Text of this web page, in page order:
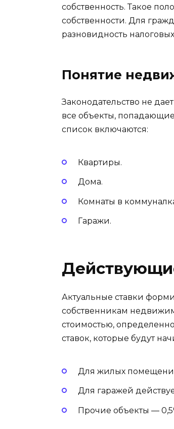
собственность. Такое
собственности. Для
разновидность налоговых
Понятие
Законодательство не
все объекты,
список включаются:
Квартиры.
Дома.
Комнаты в
Гаражи.
Актуальные ставки
собственникам
стоимостью,
ставок, которые будут
Для жилых
Для гаражей
Прочие объекты —